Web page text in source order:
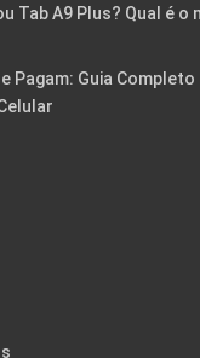
Tab A9 Plus? Qual é
Pagam: Guia Completo